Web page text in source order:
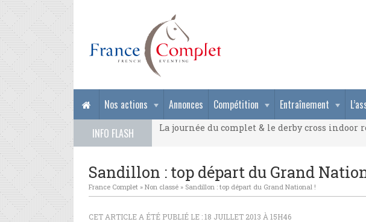
Nos actions Annonces Compétition Entraînement
INFO FLASH
La journée du complet & le derby cross indoor
La journée du complet & le derby cross indoor
Sandillon : top départ du Grand
France Complet » Non classé » Sandillon : top départ du Grand National !
CET ARTICLE A ÉTÉ PUBLIÉ LE : 18 JUILLET 2013 À 15H46